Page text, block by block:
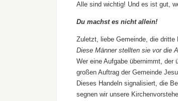
Alle sind wichtig! Und es ist gut,
Du machst es nicht allein!
Zuletzt, liebe Gemeinde, die dritte
Diese Männer stellten sie vor die
Wer eine Aufgabe übernimmt, der
großen Auftrag der Gemeinde
Dieses Handeln signalisiert, die
segnen wir unsere